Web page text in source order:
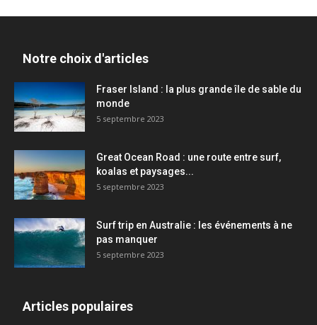
Notre choix d'articles
Fraser Island : la plus grande île de sable du
monde
5 septembre 2023
Great Ocean Road : une route entre surf,
koalas et paysages...
5 septembre 2023
Surf trip en Australie : les événements à ne
pas manquer
5 septembre 2023
Articles populaires